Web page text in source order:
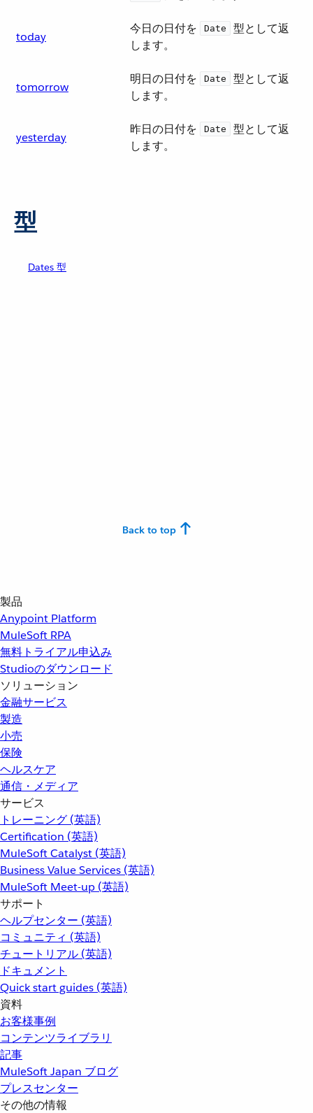
today
今日の日付を ​ Date
​ 型として返
します。
tomorrow
明日の日付を ​ Date
​ 型として返
します。
yesterday
昨日の日付を ​ Date
​ 型として返
します。
型
Dates 型
Back to top
製品
Anypoint Platform
MuleSoft RPA
無料トライアル申込み
Studioのダウンロード
ソリューション
金融サービス
製造
小売
保険
ヘルスケア
通信・メディア
サービス
トレーニング (英語)
Certification (英語)
MuleSoft Catalyst (英語)
Business Value Services (英語)
MuleSoft Meet-up (英語)
サポート
ヘルプセンター (英語)
コミュニティ (英語)
チュートリアル (英語)
ドキュメント
Quick start guides (英語)
資料
お客様事例
コンテンツライブラリ
記事
MuleSoft Japan ブログ
プレスセンター
その他の情報